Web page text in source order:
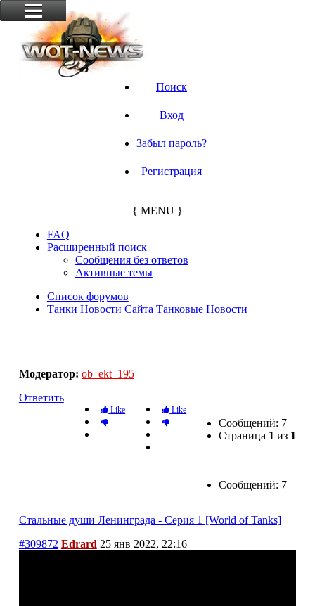
Поиск
Вход
Забыл пароль?
Регистрация
{ MENU }
FAQ
Расширенный поиск
Сообщения без ответов
Активные темы
Список форумов
Танки Новости Сайта Танковые Новости
Модератор: ob_ekt_195
Сообщений: 7
Страница 1 из 1
Сообщений: 7
Ответить
Like
Like
Стальные души Ленинграда - Серия 1 [World of Tanks]
#309872 Edrard 25 янв 2022, 22:16